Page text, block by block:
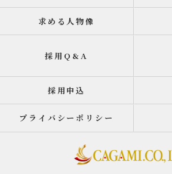
求める人物像
採用Q&A
採用申込
プライバシーポリシー